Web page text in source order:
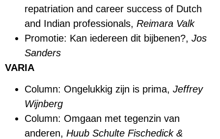
repatriation and career success of Dutch
and Indian professionals, Reimara Valk
Promotie: Kan iedereen dit bijbenen?, Jos
Sanders
VARIA
Column: Ongelukkig zijn is prima, Jeffrey
Wijnberg
Column: Omgaan met tegenzin van
anderen, Huub Schulte Fischedick &